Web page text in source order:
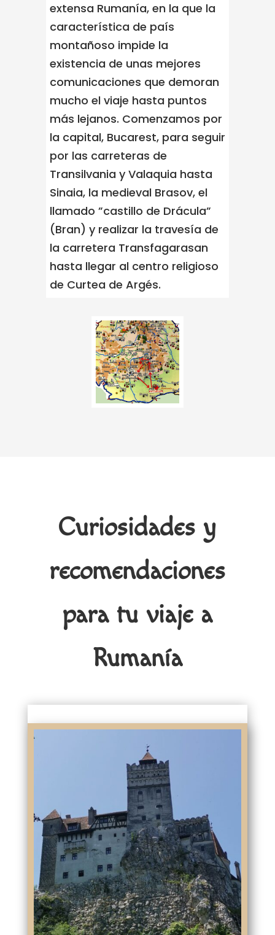
extensa Rumanía, en la que la
característica de país
montañoso impide la
existencia de unas mejores
comunicaciones que demoran
mucho el viaje hasta puntos
más lejanos. Comenzamos por
la capital, Bucarest, para seguir
por las carreteras de
Transilvania y Valaquia hasta
Sinaia, la medieval Brasov, el
llamado ”castillo de Drácula”
(Bran) y realizar la travesía de
la carretera Transfagarasan
hasta llegar al centro religioso
de Curtea de Argés.
Curiosidades y
recomendaciones
para tu viaje a
Rumanía